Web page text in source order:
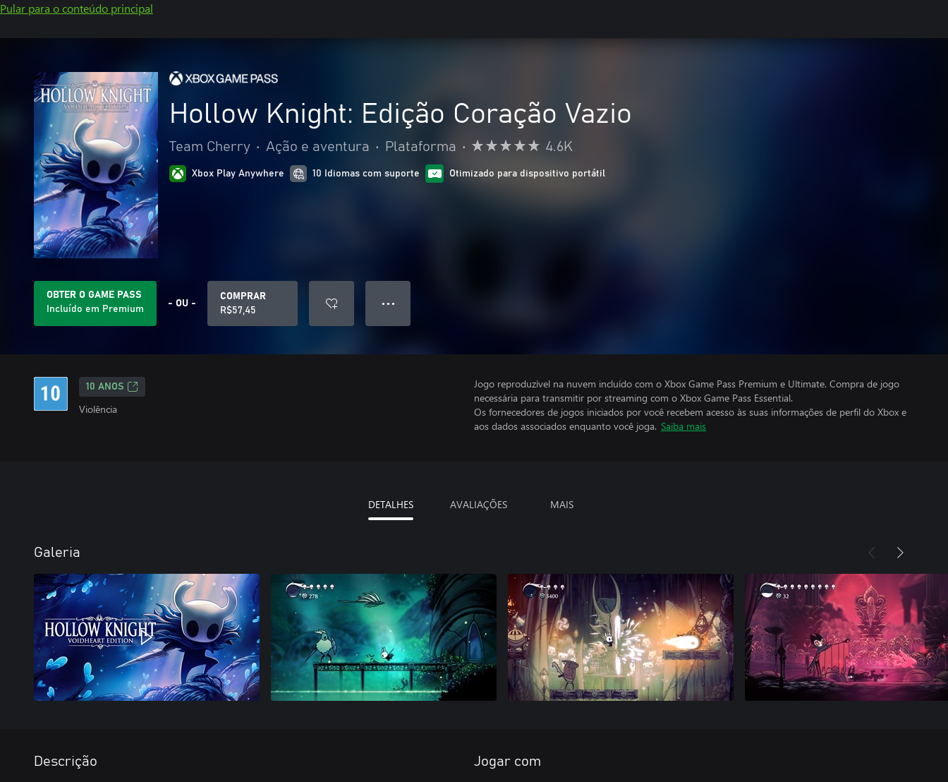
Pular para o conteúdo principal
Hollow Knight: Edição Coração Vazio
Team Cherry • Ação e aventura • Plataforma • 4.6K
Xbox Play Anywhere 10 Idiomas com suporte Otimizado para dispositivo portátil
OBTER O GAME PASS
Incluído em Premium
- OU -
COMPRAR
R$57,45
● ● ●
10 ANOS
Violência
Jogo reproduzível na nuvem incluído com o Xbox Game Pass Premium e Ultimate. Compra de jogo
necessária para transmitir por streaming com o Xbox Game Pass Essential.
Os fornecedores de jogos iniciados por você recebem acesso às suas informações de perfil do Xbox e
aos dados associados enquanto você joga. Saiba mais
DETALHES AVALIAÇÕES MAIS
Galeria
Descrição Jogar com